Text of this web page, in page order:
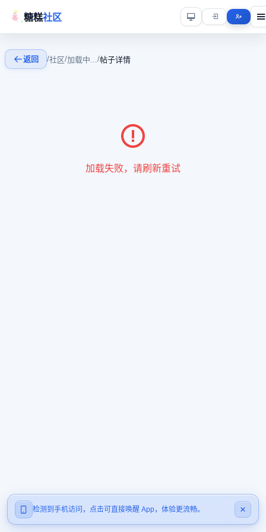
糖糕社区
检测到手机访问，点击可直接唤醒 App，体验更流畅。
返回 /社区/加载中.../帖子详情
加载失败，请刷新重试